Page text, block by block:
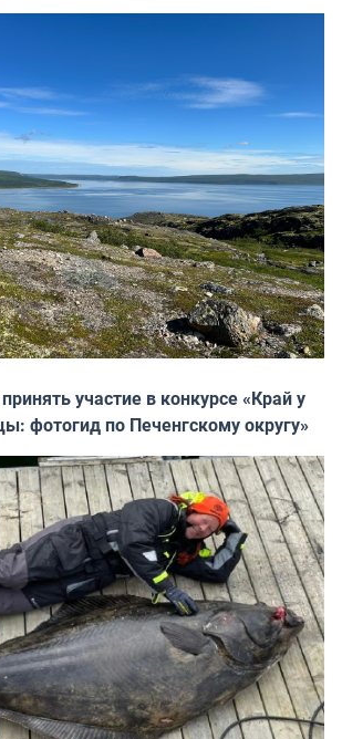
участие в конкурсе «Край у
фотогид по Печенгскому округу»